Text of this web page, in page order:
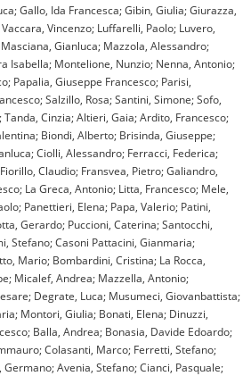
Gallo, Ida Francesca; Gibin, Giulia; Giurazza,
Vincenzo; Luffarelli, Paolo; Luvero,
Gianluca; Mazzola, Alessandro;
Isabella; Montelione, Nunzio; Nenna, Antonio;
Papalia, Giuseppe Francesco; Parisi,
Salzillo, Rosa; Santini, Simone; Sofo,
Cinzia; Altieri, Gaia; Ardito, Francesco;
Biondi, Alberto; Brisinda, Giuseppe;
Ciolli, Alessandro; Ferracci, Federica;
Claudio; Fransvea, Pietro; Galiandro,
La Greca, Antonio; Litta, Francesco; Mele,
Panettieri, Elena; Papa, Valerio; Patini,
Gerardo; Puccioni, Caterina; Santocchi,
Stefano; Casoni Pattacini, Gianmaria;
Mario; Bombardini, Cristina; La Rocca,
Micalef, Andrea; Mazzella, Antonio;
Degrate, Luca; Musumeci, Giovanbattista;
Montori, Giulia; Bonati, Elena; Dinuzzi,
Balla, Andrea; Bonasia, Davide Edoardo;
Colasanti, Marco; Ferretti, Stefano;
Avenia, Stefano; Cianci, Pasquale;